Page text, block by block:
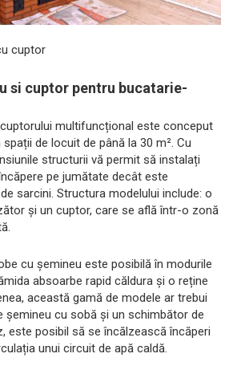
cuptor
si cuptor pentru bucatarie-
multifuncțional este conceput
de locuit de până la 30 m². Cu
structurii vă permit să instalați
pe jumătate decât este
sarcini. Structura modelului include: o
și un cuptor, care se află într-o zonă
cu șemineu este posibilă în modurile
absoarbe rapid căldura și o reține
această gamă de modele ar trebui
șemineu cu sobă și un schimbător de
este posibil să se încălzească încăperi
unui circuit de apă caldă.